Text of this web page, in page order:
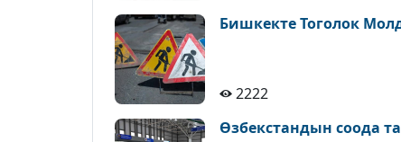
Бишкекте Тоголок
2222
Өзбекстандын соода